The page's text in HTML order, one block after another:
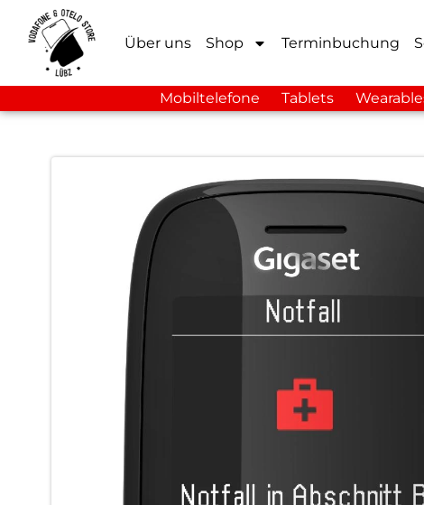
Über uns Shop Terminbuchung
Mobiltelefone Tablets